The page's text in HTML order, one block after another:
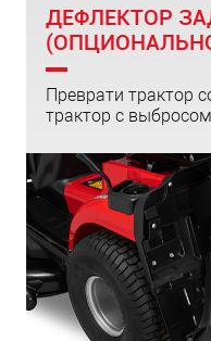
ДЕФЛЕКТОР
Преврати трактор
трактор с выбросом.